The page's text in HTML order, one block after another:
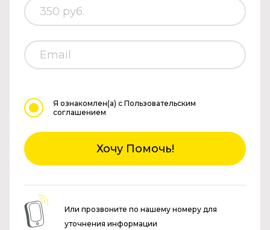
Я ознакомлен(а) с Пользовательским
соглашением
Хочу Помочь!
Или прозвоните по нашему номеру для
уточнения информации